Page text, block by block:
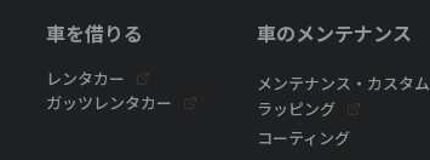
車を借りる
レンタカー
ガッツレンタカー
車のメンテナンス
メンテナンス・カスタム
ラッピング
コーティング